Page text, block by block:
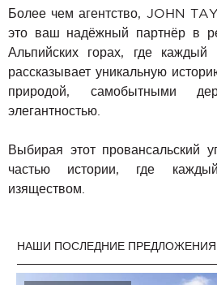
Более чем агентство, JOHN
это ваш надёжный партнёр в
Альпийских горах, где каждый
рассказывает уникальную
природой, самобытными
элегантностью.
Выбирая этот провансальский
частью истории, где
изяществом.
НАШИ ПОСЛЕДНИЕ